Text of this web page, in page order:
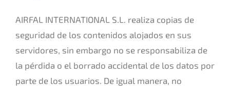
AIRFAL INTERNATIONAL S.L. realiza copias de
seguridad de los contenidos alojados en sus
servidores, sin embargo no se responsabiliza de
la pérdida o el borrado accidental de los datos por
parte de los usuarios. De igual manera, no